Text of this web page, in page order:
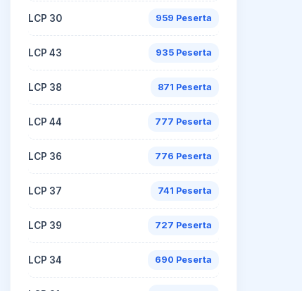
LCP 30 959 Peserta
LCP 43 935 Peserta
LCP 38 871 Peserta
LCP 44 777 Peserta
LCP 36 776 Peserta
LCP 37 741 Peserta
LCP 39 727 Peserta
LCP 34 690 Peserta